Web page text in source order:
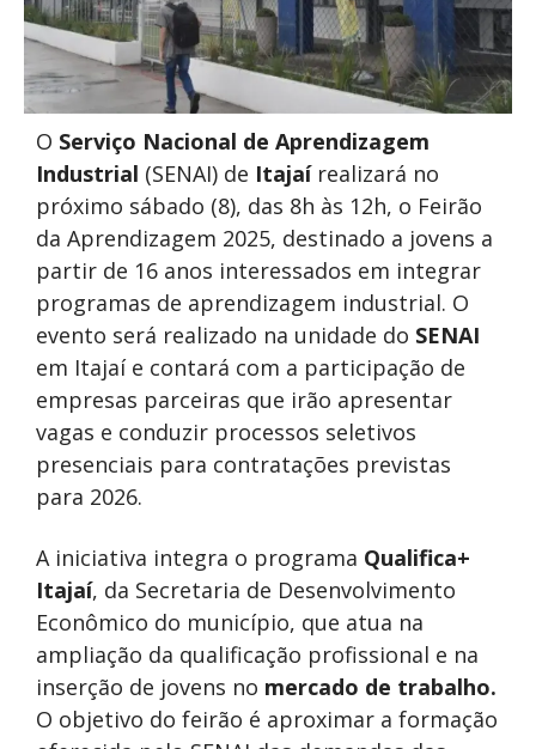
O Serviço Nacional de Aprendizagem
Industrial (SENAI) de Itajaírealizará no
próximo sábado (8), das 8h às 12h, o Feirão
da Aprendizagem 2025, destinado a jovens a
partir de 16 anos interessados em integrar
programas de aprendizagem industrial. O
evento será realizado na unidade do SENAI
em Itajaí e contará com a participação de
empresas parceiras que irão apresentar
vagas e conduzir processos seletivos
presenciais para contratações previstas
para 2026.
A iniciativa integra o programa Qualifica+
Itajaí, da Secretaria de Desenvolvimento
Econômico do município, que atua na
ampliação da qualificação profissional e na
inserção de jovens no mercado de trabalho.
O objetivo do feirão é aproximar a formação